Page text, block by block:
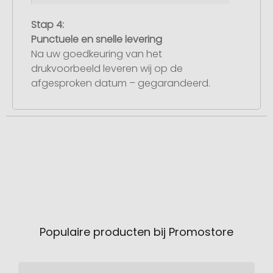
Stap 4:
Punctuele en snelle levering
Na uw goedkeuring van het
drukvoorbeeld leveren wij op de
afgesproken datum – gegarandeerd.
Populaire producten bij Promostore